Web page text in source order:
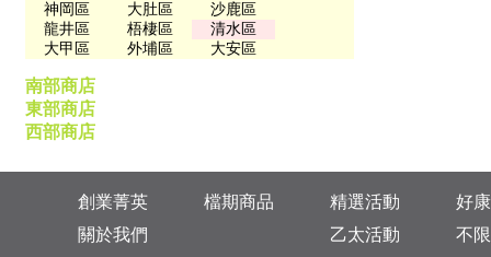
神岡區
大肚區
沙鹿區
龍井區
梧棲區
清水區
大甲區
外埔區 大安區
南部商店
東部商店
西部商店
創業菁英
關於我們
檔期商品
精選活動
乙太活動
好
不